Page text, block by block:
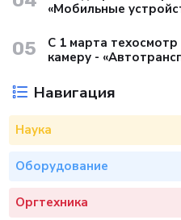
«Мобильные
05
С 1 марта
камеру -
Навигация
Наука
Оборудование
Оргтехника